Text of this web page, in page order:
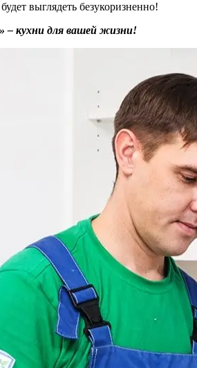
выглядеть безукоризненно!
– кухни для вашей жизни!